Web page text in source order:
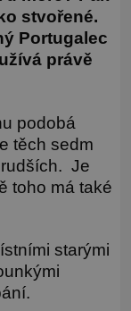
stvořené.
Portugalec
právě
podobá
těch sedm
Je
toho má také
starými